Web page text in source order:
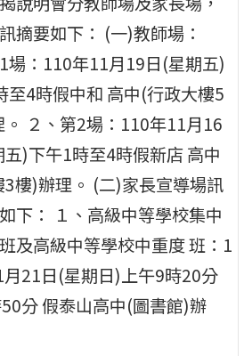
摘要如下： (一)教師場：
場：110年11月19日(星期五)
至4時假中和 高中(行政大樓5
２、第2場：110年11月16
五)下午1時至4時假新店 高中
3樓)辦理。 (二)家長宣導場訊
下： １、高級中等學校集中
及高級中等學校中重度 班：1
21日(星期日)上午9時20分
分 假泰山高中(圖書館)辦